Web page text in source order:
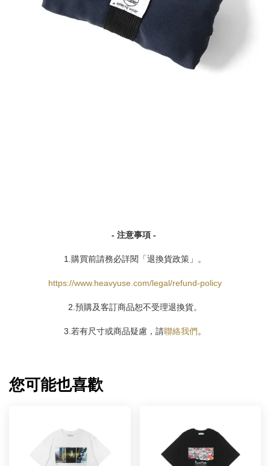
- 注意事項 -
1.購買前請務必詳閱「退換貨政策」。
https://www.heavyuse.com/legal/refund-policy
2.預購及客訂商品恕不受理退換貨。
3.若有尺寸或商品疑慮，請聯絡我們。
您可能也喜歡